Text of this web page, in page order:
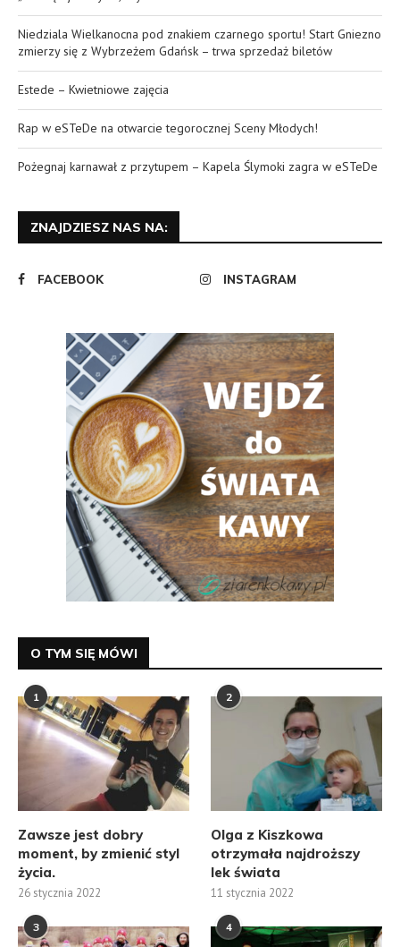
Niedziala Wielkanocna pod znakiem czarnego sportu! Start Gniezno
zmierzy się z Wybrzeżem Gdańsk – trwa sprzedaż biletów
Estede – Kwietniowe zajęcia
Rap w eSTeDe na otwarcie tegorocznej Sceny Młodych!
Pożegnaj karnawał z przytupem – Kapela Ślymoki zagra w eSTeDe
ZNAJDZIESZ NAS NA:
FACEBOOK INSTAGRAM
O TYM SIĘ MÓWI
1
Zawsze jest dobry
moment, by zmienić styl
życia.
26 stycznia 2022
2
Olga z Kiszkowa
otrzymała najdroższy
lek świata
11 stycznia 2022
3 4